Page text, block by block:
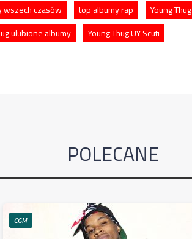
czasów top albumy rap
Young Thug
ulubione albumy Young Thug UY Scuti
POLECANE
CGM